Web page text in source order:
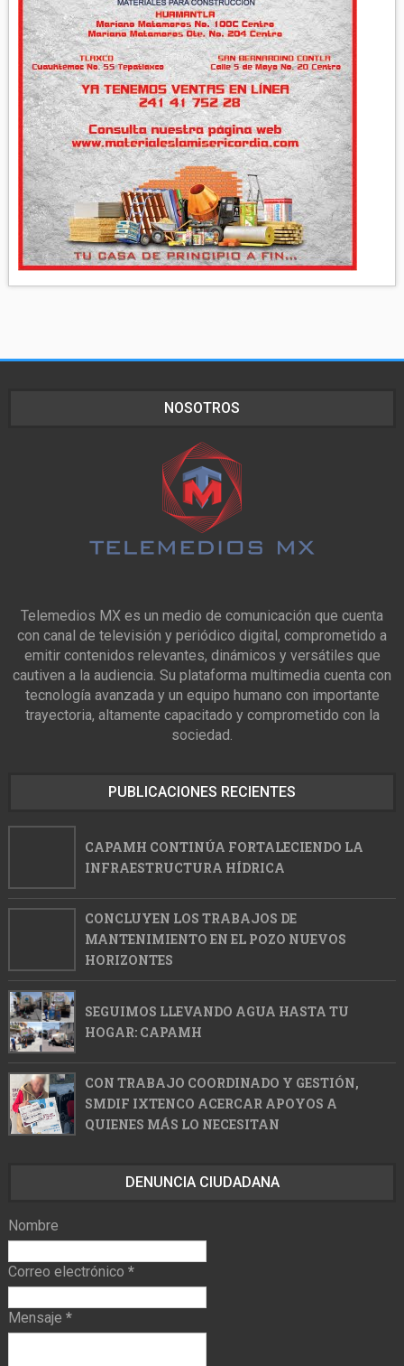
NOSOTROS
Telemedios MX es un medio de comunicación que cuenta
con canal de televisión y periódico digital, comprometido a
emitir contenidos relevantes, dinámicos y versátiles que
cautiven a la audiencia. Su plataforma multimedia cuenta con
tecnología avanzada y un equipo humano con importante
trayectoria, altamente capacitado y comprometido con la
sociedad.
PUBLICACIONES RECIENTES
CAPAMH CONTINÚA FORTALECIENDO LA
INFRAESTRUCTURA HÍDRICA
CONCLUYEN LOS TRABAJOS DE
MANTENIMIENTO EN EL POZO NUEVOS
HORIZONTES
SEGUIMOS LLEVANDO AGUA HASTA TU
HOGAR: CAPAMH
CON TRABAJO COORDINADO Y GESTIÓN,
SMDIF IXTENCO ACERCAR APOYOS A
QUIENES MÁS LO NECESITAN
DENUNCIA CIUDADANA
Nombre
Correo electrónico *
Mensaje *